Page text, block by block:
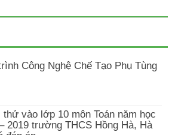
Công Nghệ Chế Tạo Phụ Tùng
vào lớp 10 môn Toán năm học
2019 trường THCS Hồng Hà, Hà